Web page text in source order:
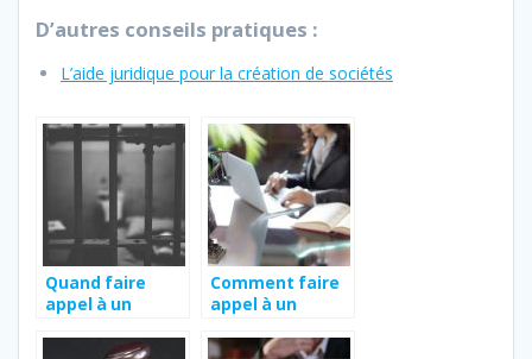
D’autres conseils pratiques :
L’aide juridique pour la création de sociétés
Quand faire
appel à un
garde à vue ?
Comment faire
appel à un
privé à Avignon ?